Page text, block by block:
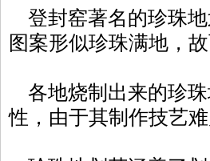
登封窑著名的珍珠
图案形似珍珠满地，
各地烧制出来的珍
性，由于其制作技艺